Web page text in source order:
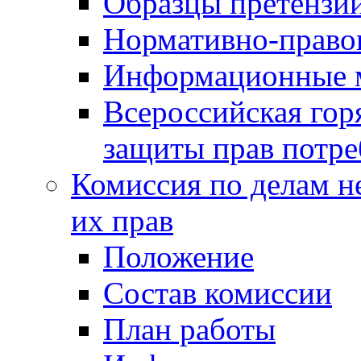
Нормативно-
Информационные
Всероссийская
защиты прав
Комиссия по делам
их прав
Положение
Состав комиссии
План работы